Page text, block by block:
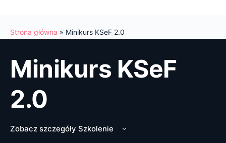
Strona główna » Minikurs KSeF 2.0
Minikurs KSeF
2.0
Zobacz szczegóły Szkolenie